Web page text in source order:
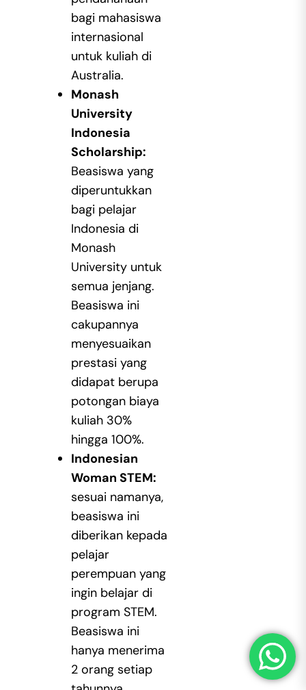
bagi mahasiswa
internasional
untuk kuliah di
Australia.
Monash
University
Indonesia
Scholarship:
Beasiswa yang
diperuntukkan
bagi pelajar
Indonesia di
Monash
University untuk
semua jenjang.
Beasiswa ini
cakupannya
menyesuaikan
prestasi yang
didapat berupa
potongan biaya
kuliah 30%
hingga 100%.
Indonesian
Woman STEM:
sesuai namanya,
beasiswa ini
diberikan kepada
pelajar
perempuan yang
ingin belajar di
program STEM.
Beasiswa ini
hanya menerima
2 orang setiap